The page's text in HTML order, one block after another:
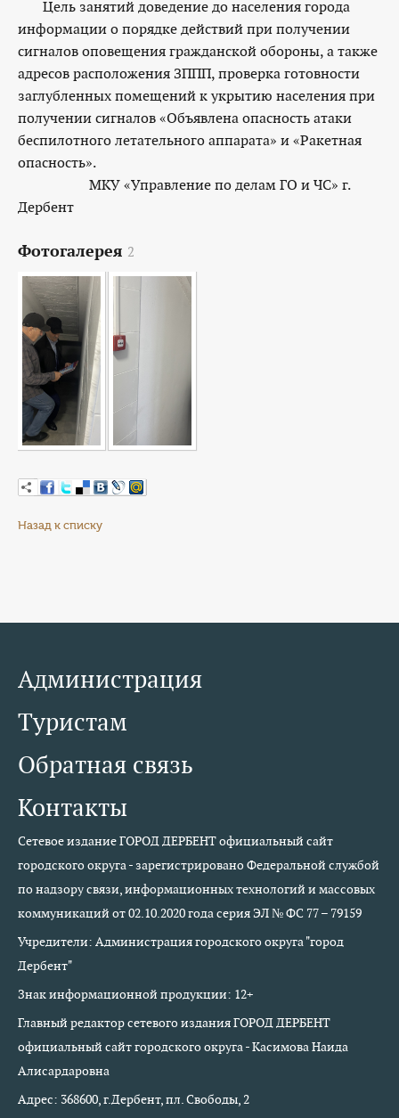
Цель занятий доведение до населения города
информации о порядке действий при получении
сигналов оповещения гражданской обороны, а также
адресов расположения ЗППП, проверка готовности
заглубленных помещений к укрытию населения при
получении сигналов «Объявлена опасность атаки
беспилотного летательного аппарата» и «Ракетная
опасность».
МКУ «Управление по делам ГО и ЧС» г.
Дербент
Фотогалерея 2
Назад к списку
Администрация
Туристам
Обратная связь
Контакты
Сетевое издание ГОРОД ДЕРБЕНТ официальный сайт
городского округа - зарегистрировано Федеральной службой
по надзору связи, информационных технологий и массовых
коммуникаций от 02.10.2020 года серия ЭЛ № ФС 77 – 79159
Учредители: Администрация городского округа "город
Дербент"
Знак информационной продукции: 12+
Главный редактор сетевого издания ГОРОД ДЕРБЕНТ
официальный сайт городского округа - Касимова Наида
Алисардаровна
Адрес: 368600, г.Дербент, пл. Свободы, 2